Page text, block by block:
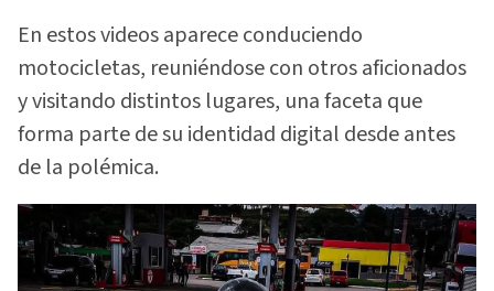
En estos videos aparece conduciendo
motocicletas, reuniéndose con otros aficionados
y visitando distintos lugares, una faceta que
forma parte de su identidad digital desde antes
de la polémica.